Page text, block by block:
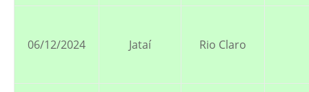
06/12/2024 Jataí Rio Claro